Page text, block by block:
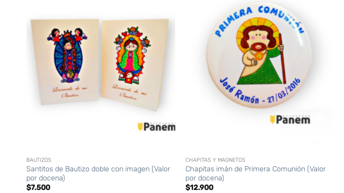
BAUTIZOS
Santitos de Bautizo doble con imagen (Valor
por docena)
$7.500
CHAPITAS Y MAGNETOS
Chapitas imán de Primera Comunión (Valor
por docena)
$12.900